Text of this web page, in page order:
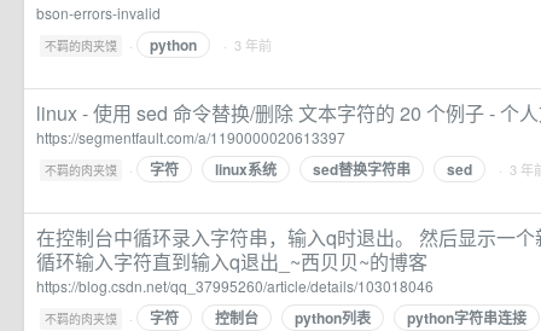
bson-errors-invalid
不羁的肉夹馍 · python · 3 年前
linux - 使用 sed 命令替换/删除 文本字符的 20 个例子 - 个
https://segmentfault.com/a/1190000020613397
不羁的肉夹馍 · 字符 linux系统 sed替换字符串 sed · 3 年
在控制台中循环录入字符串，输入q时退出。 然后显示一
循环输入字符直到输入q退出_~西贝贝~的博客
https://blog.csdn.net/qq_37995260/article/details/103018046
不羁的肉夹馍 · 字符 控制台 python列表 python字符串连接